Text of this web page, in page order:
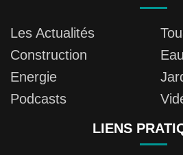
Les Actualités
Construction
Eau
Energie
Podcasts
LIENS